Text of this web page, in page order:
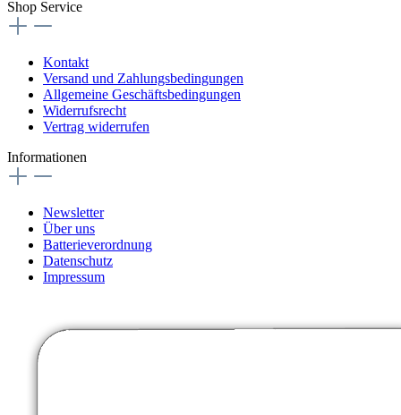
Shop Service
Kontakt
Versand und Zahlungsbedingungen
Allgemeine Geschäftsbedingungen
Widerrufsrecht
Vertrag widerrufen
Informationen
Newsletter
Über uns
Batterieverordnung
Datenschutz
Impressum